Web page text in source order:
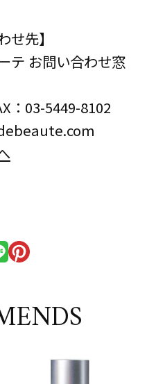
せ先】
テ お問い合わせ窓
：03-5449-8102